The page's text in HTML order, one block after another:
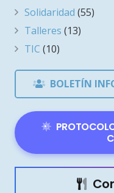
Solidaridad (55)
Talleres (13)
TIC (10)
BOLETÍN